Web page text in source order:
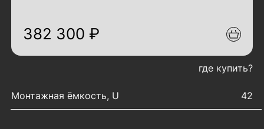
382 300 ₽
где купить?
Монтажная ёмкость, U
42